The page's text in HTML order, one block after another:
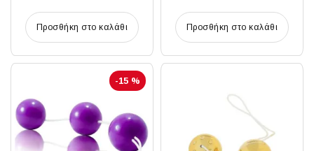
Προσθήκη στο καλάθι Προσθήκη στο καλάθι
-15 %